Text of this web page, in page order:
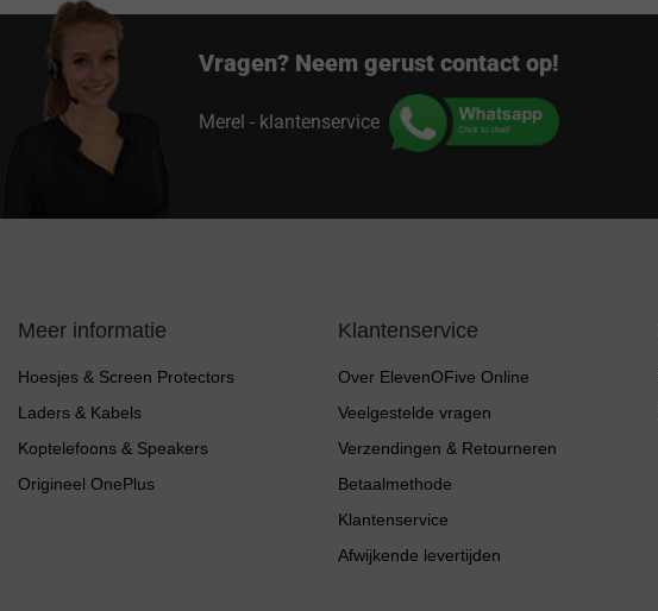
Vragen? Neem gerust contact op!
Merel - klantenservice
Meer informatie
Hoesjes & Screen Protectors
Laders & Kabels
Koptelefoons & Speakers
Origineel OnePlus
Klantenservice
Over ElevenOFive Online
Veelgestelde vragen
Verzendingen & Retourneren
Betaalmethode
Klantenservice
Afwijkende levertijden